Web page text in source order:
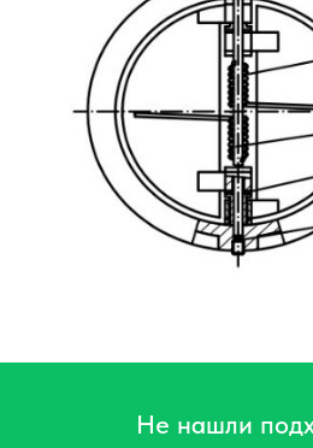
Не нашли